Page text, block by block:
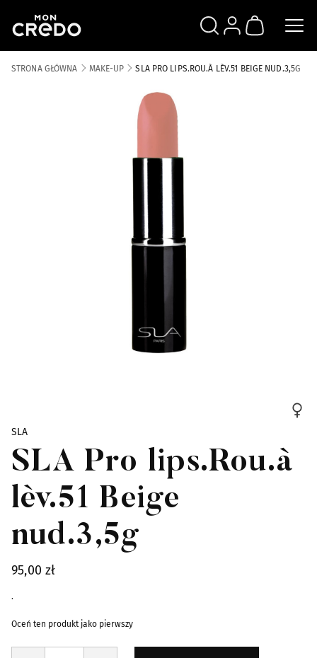
SZUKAJZALOGUJ SIĘ
KOSZYK
STRONA GŁÓWNA MAKE-UP SLA PRO LIPS.ROU.À LÈV.51 BEIGE NUD.3,5G
Skip to the end of the images gallery
SLA
SLA Pro lips.Rou.à
lèv.51 Beige
nud.3,5g
95,00 zł
.
Oceń ten produkt jako pierwszy